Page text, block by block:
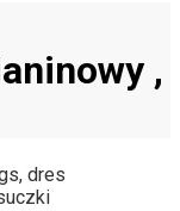
,
dres